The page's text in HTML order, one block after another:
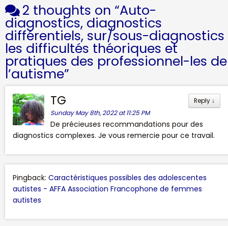
2 thoughts on “Auto-
diagnostics, diagnostics
différentiels, sur/sous-diagnostics
les difficultés théoriques et
pratiques des professionnel-les de
l’autisme”
Reply ↓
TG
Sunday May 8th, 2022 at 11:25 PM
De précieuses recommandations pour des
diagnostics complexes. Je vous remercie pour ce travail.
Pingback: Caractéristiques possibles des adolescentes
autistes - AFFA Association Francophone de femmes
autistes